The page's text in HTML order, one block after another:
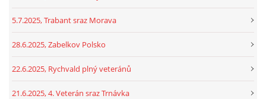
5.7.2025, Trabant sraz Morava
28.6.2025, Zabelkov Polsko
22.6.2025, Rychvald plný veteránů
21.6.2025, 4. Veterán sraz Trnávka